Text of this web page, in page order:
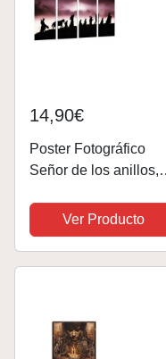
14,90€
Poster Fotográfico
Señor de los anillos,
Tamaño total: 131 x 62
cm XXL
Ver Producto